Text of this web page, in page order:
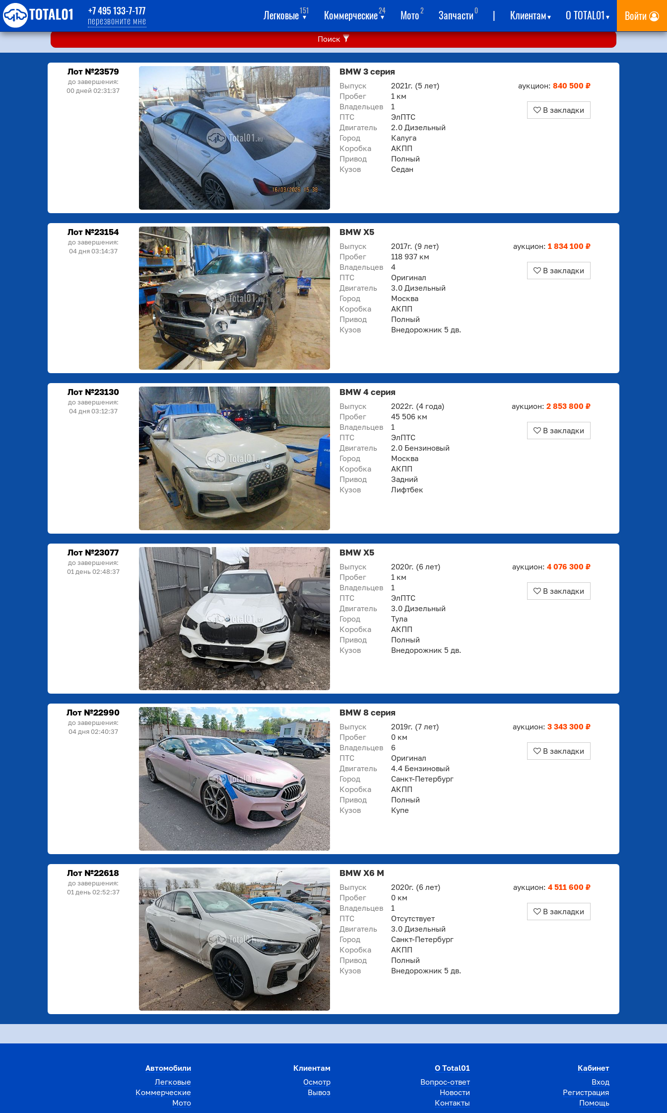
+7 495 133-7-177
перезвоните мне Легковые151
▾ Коммерческие24
▾ Мото2 Запчасти0 | Клиентам▾ О TOTAL01▾ Войти
Поиск
Лот №23579
до завершения:
00 дней 02:31:36
BMW 3 серия
Выпуск 2021г. (5 лет)
Пробег
1 км
Владельцев
1
ПТС
ЭлПТС
Двигатель
2.0 Дизельный
Город
Калуга
Коробка
АКПП
Привод
Полный
Кузов
Седан
аукцион:840 500 ₽
В закладки
Лот №23154
до завершения:
04 дня 03:14:36
BMW X5
Выпуск 2017г. (9 лет)
Пробег
118 937 км
Владельцев
4
ПТС
Оригинал
Двигатель
3.0 Дизельный
Город
Москва
Коробка
АКПП
Привод
Полный
Кузов
Внедорожник 5 дв.
аукцион:1 834 100 ₽
В закладки
Лот №23130
до завершения:
04 дня 03:12:36
BMW 4 серия
Выпуск 2022г. (4 года)
Пробег
45 506 км
Владельцев
1
ПТС
ЭлПТС
Двигатель
2.0 Бензиновый
Город
Москва
Коробка
АКПП
Привод
Задний
Кузов
Лифтбек
аукцион:2 853 800 ₽
В закладки
Лот №23077
до завершения:
01 день 02:48:36
BMW X5
Выпуск 2020г. (6 лет)
Пробег
1 км
Владельцев
1
ПТС
ЭлПТС
Двигатель
3.0 Дизельный
Город
Тула
Коробка
АКПП
Привод
Полный
Кузов
Внедорожник 5 дв.
аукцион:4 076 300 ₽
В закладки
Лот №22990
до завершения:
04 дня 02:40:36
BMW 8 серия
Выпуск 2019г. (7 лет)
Пробег
0 км
Владельцев
6
ПТС
Оригинал
Двигатель
4.4 Бензиновый
Город
Санкт-Петербург
Коробка
АКПП
Привод
Полный
Кузов
Купе
аукцион:3 343 300 ₽
В закладки
Лот №22618
до завершения:
01 день 02:52:36
BMW X6 M
Выпуск 2020г. (6 лет)
Пробег
0 км
Владельцев
1
ПТС
Отсутствует
Двигатель
3.0 Дизельный
Город
Санкт-Петербург
Коробка
АКПП
Привод
Полный
Кузов
Внедорожник 5 дв.
аукцион:4 511 600 ₽
В закладки
Автомобили
Легковые
Коммерческие
Мото
Клиентам
Осмотр
Вывоз
О Total01
Вопрос-ответ
Новости
Контакты
Кабинет
Вход
Регистрация
Помощь